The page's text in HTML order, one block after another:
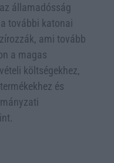
államadósság
további katonai
ami tovább
a magas
költségekhez,
és